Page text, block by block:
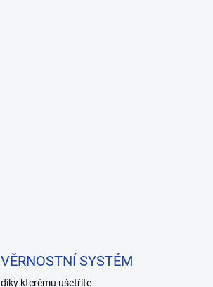
VĚRNOSTNÍ SYSTÉM
díky kterému ušetříte